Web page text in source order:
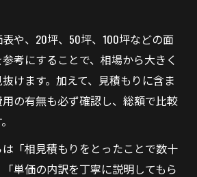
や、20坪、50坪、100坪などの面
考にすることで、相場から大きく
けます。加えて、見積もりに含ま
の有無も必ず確認し、総額で比較
「相見積もりをとったことで数十
単価の内訳を丁寧に説明してもら